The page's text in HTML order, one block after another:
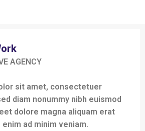
AGENCY
sit amet, consectetuer
diam nonummy nibh euismod
dolore magna aliquam erat
ad minim veniam.